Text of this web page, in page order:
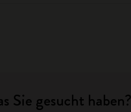
Sie gesucht haben?